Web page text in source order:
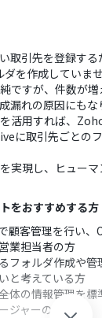
取引先を登録す
を作成していま
ですが、件数が
漏れの原因にもな
活用すれば、
に取引先ごとの
実現し、ヒュー
をおすすめする方
顧客管理を行い
業担当者の方
フォルダ作成や
と考えている方
体の情報管理を
ジャーの方